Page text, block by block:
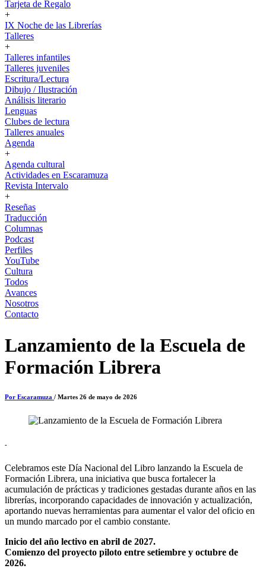
Tarjeta de Regalo
+
IX Noche de las Librerías
Talleres
+
Talleres infantiles
Talleres juveniles
Escritura/Lectura
Dibujo / Ilustración
Análisis literario
Lenguas
Clubes de lectura
Talleres anuales
Agenda
+
Agenda cultural
Actividades en Escaramuza
Revista Intervalo
+
Reseñas
Traducción
Columnas
Podcast
Perfiles
YouTube
Cultura
Todos
Avances
Nosotros
Contacto
Lanzamiento de la Escuela de
Formación Librera
Por Escaramuza / Martes 26 de mayo de 2026
-
Celebramos este Día Nacional del Libro lanzando la Escuela de
Formación Librera, una iniciativa que busca fortalecer la
acumulación de prácticas y tradiciones gestadas durante años en las
librerías, incorporando capacidades de innovación y actualización,
aportando nuevas herramientas para aumentar el valor del oficio en
un mundo marcado por el cambio constante.
Inicio del año lectivo en abril de 2027.
Comienzo del proyecto piloto entre setiembre y octubre de
2026.